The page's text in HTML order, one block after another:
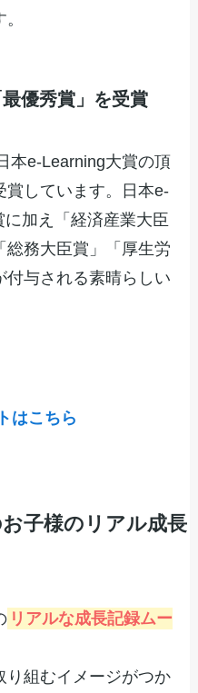
優秀賞」を受賞
本e-Learning大賞の頂
賞しています。日本e-
加え「経済産業大臣
総務大臣賞」「厚生労
付与される素晴らしい
はこちら
子様のリアル成長
リアルな成長記録ムー
り組むイメージがつか